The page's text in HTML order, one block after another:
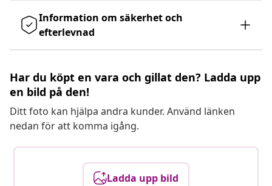
Information om säkerhet och
efterlevnad
Har du köpt en vara och gillat den? Ladda upp
en bild på den!
Ditt foto kan hjälpa andra kunder. Använd länken
nedan för att komma igång.
Ladda upp bild